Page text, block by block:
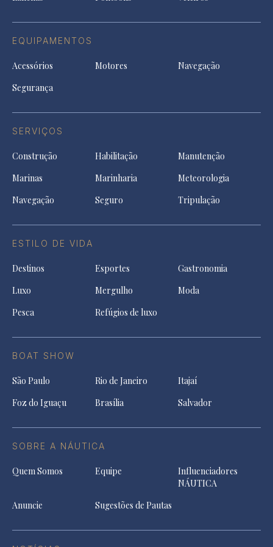
EQUIPAMENTOS
Acessórios Motores
Navegação
Segurança
SERVIÇOS
Construção Habilitação
Manutenção
Marinas
Marinharia
Meteorologia
Navegação
Seguro Tripulação
ESTILO DE VIDA
Destinos Esportes
Gastronomia
Luxo
Mergulho
Moda
Pesca
Refúgios de luxo
BOAT SHOW
São Paulo Rio de Janeiro
Itajaí
Foz do Iguaçu
Brasília Salvador
SOBRE A NÁUTICA
Quem Somos Equipe
Influenciadores
NÁUTICA
Anuncie
Sugestões de Pautas